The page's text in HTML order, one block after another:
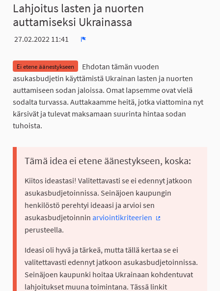
Lahjoitus lasten ja nuorten
auttamiseksi Ukrainassa
27.02.2022 11:41
Ei etene äänestykseen
Ehdotan tämän vuoden
asukasbudjetin käyttämistä Ukrainan lasten ja nuorten
auttamiseen sodan jaloissa. Omat lapsemme ovat vielä
sodalta turvassa. Auttakaamme heitä, jotka viattomina nyt
kärsivät ja tulevat maksamaan suurinta hintaa sodan
tuhoista.
Tämä idea ei etene äänestykseen, koska:
Kiitos ideastasi! Valitettavasti se ei edennyt jatkoon
asukasbudjetoinnissa. Seinäjoen kaupungin
henkilöstö perehtyi ideaasi ja arvioi sen
asukasbudjetoinnin arviointikriteerien
perusteella.
Ideasi oli hyvä ja tärkeä, mutta tällä kertaa se ei
valitettavasti edennyt jatkoon asukasbudjetoinnissa.
Seinäjoen kaupunki hoitaa Ukrainaan kohdentuvat
lahjoitukset muuna toimintana. Tässä linkit